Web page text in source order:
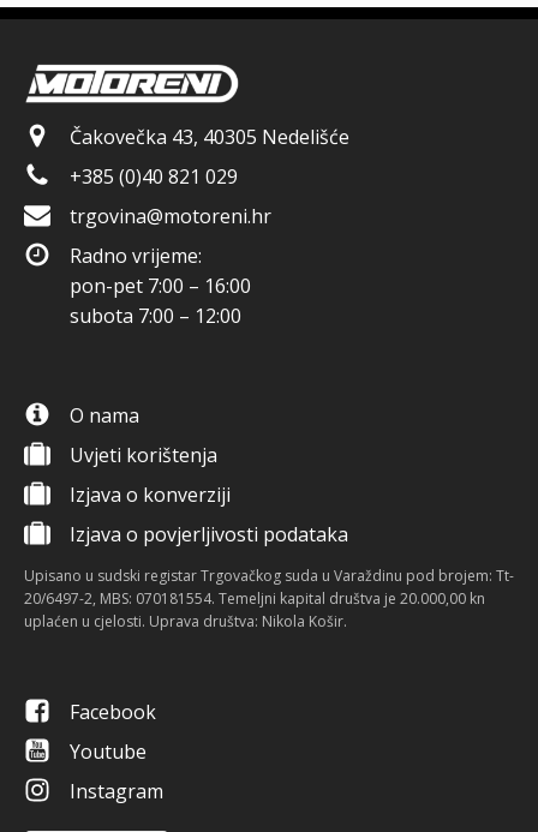
Čakovečka 43, 40305 Nedelišće
+385 (0)40 821 029
trgovina@motoreni.hr
Radno vrijeme:
pon-pet 7:00 – 16:00
subota 7:00 – 12:00
O nama
Uvjeti korištenja
Izjava o konverziji
Izjava o povjerljivosti podataka
Upisano u sudski registar Trgovačkog suda u Varaždinu pod brojem: Tt-
20/6497-2, MBS: 070181554. Temeljni kapital društva je 20.000,00 kn
uplaćen u cjelosti. Uprava društva: Nikola Košir.
Facebook
Youtube
Instagram